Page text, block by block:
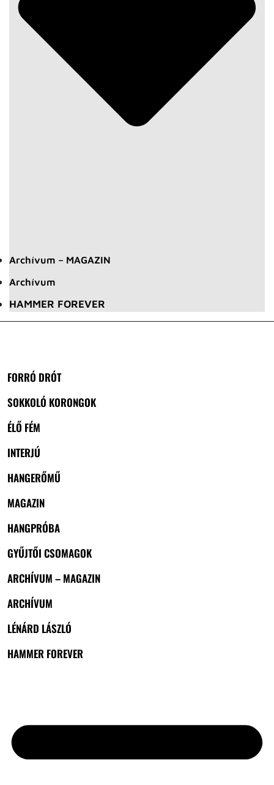
Archívum – MAGAZIN
Archívum
HAMMER FOREVER
FORRÓ DRÓT
SOKKOLÓ KORONGOK
ÉLŐ FÉM
INTERJÚ
HANGERŐMŰ
MAGAZIN
HANGPRÓBA
GYŰJTŐI CSOMAGOK
ARCHÍVUM – MAGAZIN
ARCHÍVUM
LÉNÁRD LÁSZLÓ
HAMMER FOREVER